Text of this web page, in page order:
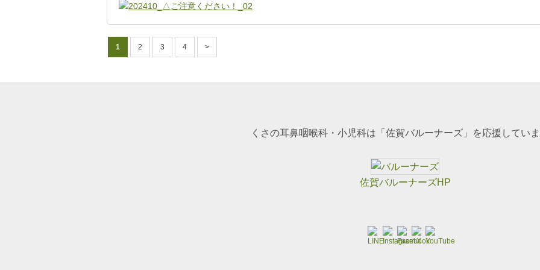
1 2 3 4 >
くさの耳鼻咽喉科・小児科は「佐賀バルーナーズ」を応援してい
佐賀バルーナーズHP